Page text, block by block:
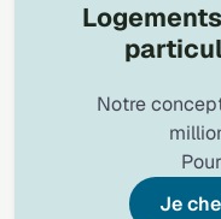
Notre
Je